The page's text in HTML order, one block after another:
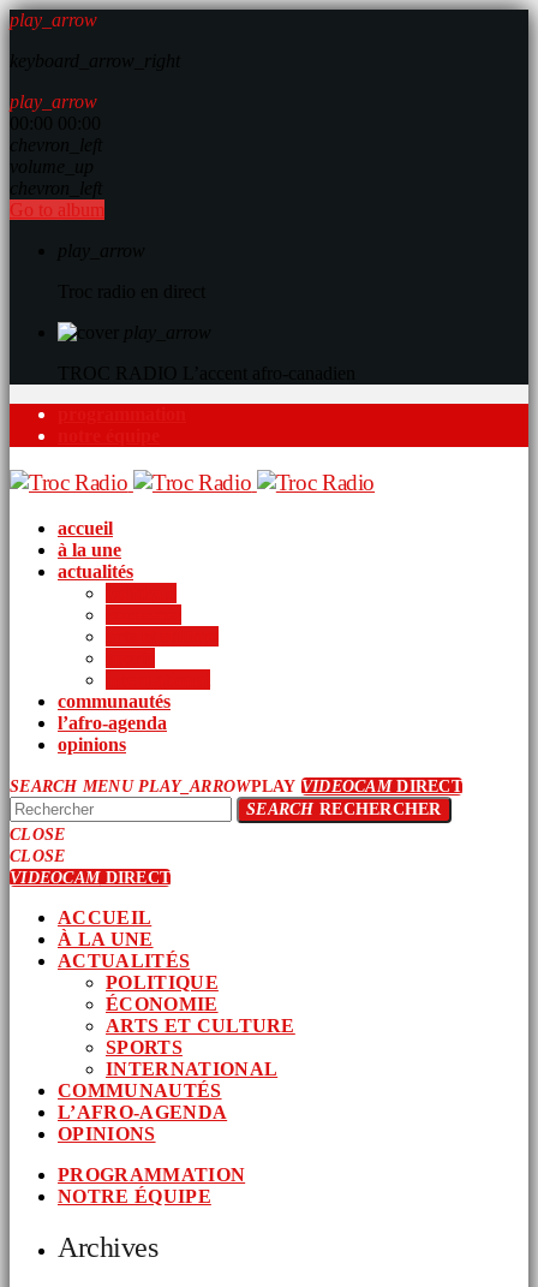
play_arrow
play_arrow
Go to album
accueil
à la une
actualités
communautés
l’afro-agenda
opinions
SEARCH MENU PLAY_ARROWPLAY VIDEOCAMDIRECT
SEARCHRECHERCHER
CLOSE
CLOSE
VIDEOCAMDIRECT
ACCUEIL
À LA UNE
ACTUALITÉS
POLITIQUE
ÉCONOMIE
ARTS ET CULTURE
SPORTS
INTERNATIONAL
COMMUNAUTÉS
L’AFRO-AGENDA
OPINIONS
PROGRAMMATION
NOTRE ÉQUIPE
Archives